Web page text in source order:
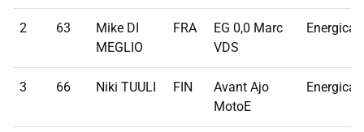
2 63
Mike DI
MEGLIO
FRA
EG 0,0 Marc
VDS
Energica
3 66 Niki TUULI FIN
Avant Ajo
MotoE
Energica